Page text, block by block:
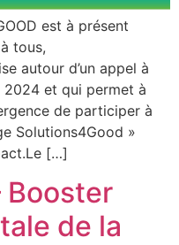
est à présent
tous,
autour d’un appel à
2024 et qui permet à
de participer à
Solutions4Good »
[…]
Booster
de la